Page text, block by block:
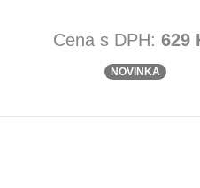
Cena s DPH: 629
NOVINKA